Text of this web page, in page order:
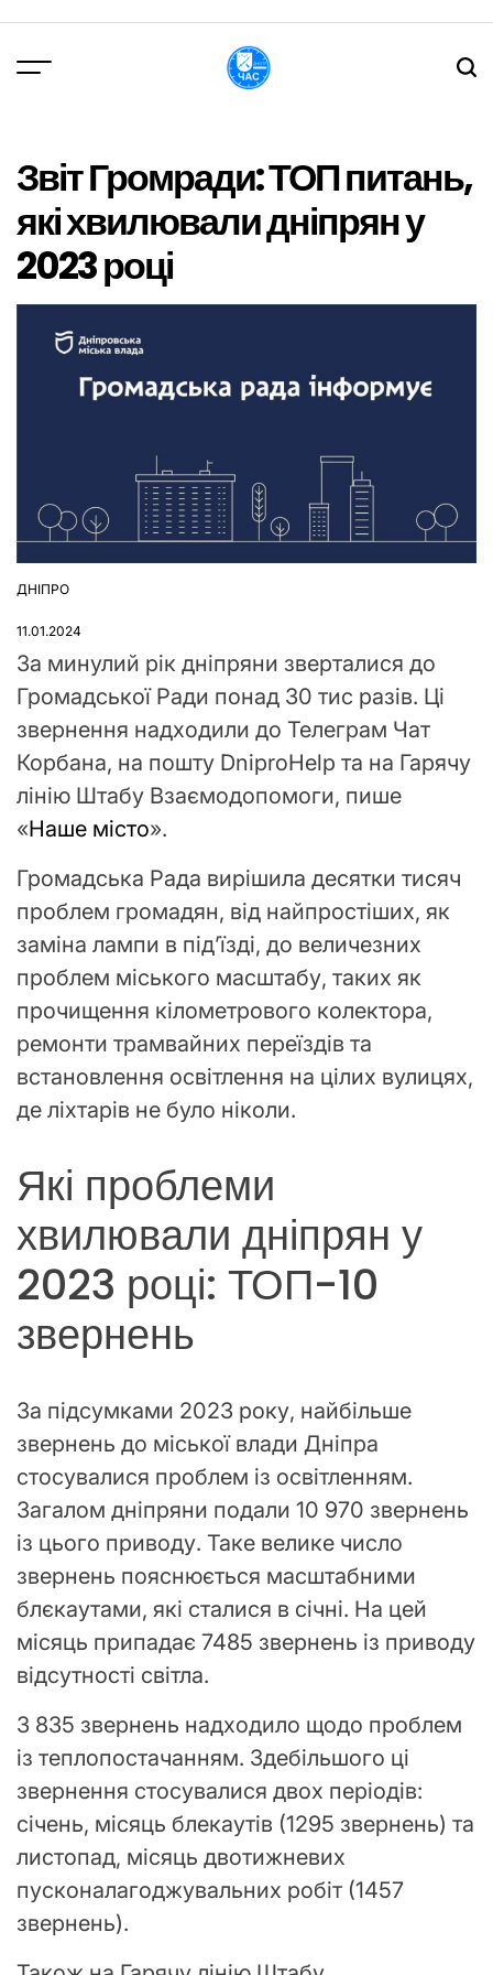
вмісту
Звіт Громради: ТОП питань,
які хвилювали дніпрян у
2023 році
ОПУБЛІКУВАТИ
ДНІПРО
11.01.2024
За минулий рік дніпряни зверталися до
Громадської Ради понад 30 тис разів. Ці
звернення надходили до Телеграм Чат
Корбана, на пошту DniproHelp та на Гарячу
лінію Штабу Взаємодопомоги, пише
«Наше місто».
Громадська Рада вирішила десятки тисяч
проблем громадян, від найпростіших, як
заміна лампи в під’їзді, до величезних
проблем міського масштабу, таких як
прочищення кілометрового колектора,
ремонти трамвайних переїздів та
встановлення освітлення на цілих вулицях,
де ліхтарів не було ніколи.
Які проблеми
хвилювали дніпрян у
2023 році: ТОП-10
звернень
За підсумками 2023 року, найбільше
звернень до міської влади Дніпра
стосувалися проблем із освітленням.
Загалом дніпряни подали 10 970 звернень
із цього приводу. Таке велике число
звернень пояснюється масштабними
блєкаутами, які сталися в січні. На цей
місяць припадає 7485 звернень із приводу
відсутності світла.
3 835 звернень надходило щодо проблем
із теплопостачанням. Здебільшого ці
звернення стосувалися двох періодів:
січень, місяць блекаутів (1295 звернень) та
листопад, місяць двотижневих
пусконалагоджувальних робіт (1457
звернень).